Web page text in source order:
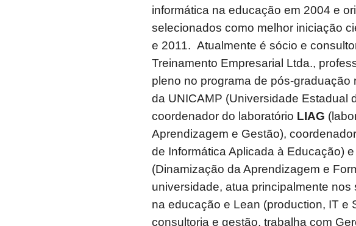
informática na educação em 2004 e
selecionados como melhor iniciação
e 2011. Atualmente é sócio e
Treinamento Empresarial Ltda.,
pleno no programa de pós-graduação
da UNICAMP (Universidade Estadual
coordenador do laboratório LIAG
Aprendizagem e Gestão),
de Informática Aplicada à Educação)
(Dinamização da Aprendizagem e
universidade, atua principalmente
na educação e Lean (production, IT e
consultoria e gestão, trabalha com